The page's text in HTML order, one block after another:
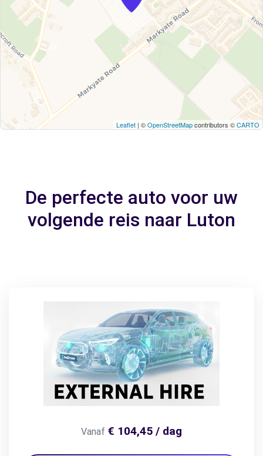
Leaflet | ©OpenStreetMapcontributors ©CARTO
De perfecte auto voor uw
volgende reis naar Luton
Vanaf € 104,45 / dag